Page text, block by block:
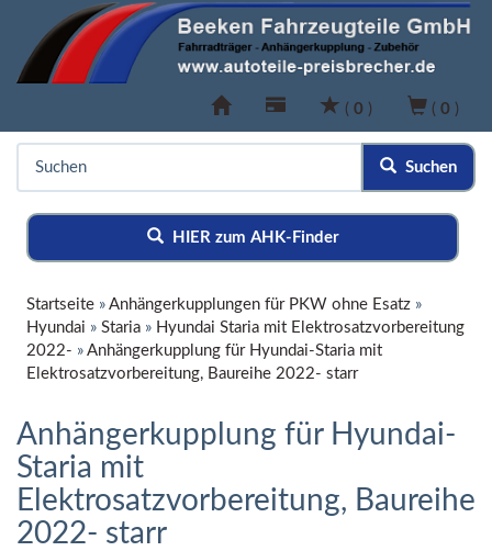
( 0 ) ( 0 )
Suchen
HIER zum AHK-Finder
Startseite » Anhängerkupplungen für PKW ohne Esatz »
Hyundai » Staria » Hyundai Staria mit Elektrosatzvorbereitung
2022- » Anhängerkupplung für Hyundai-Staria mit
Elektrosatzvorbereitung, Baureihe 2022- starr
Anhängerkupplung für Hyundai-
Staria mit
Elektrosatzvorbereitung, Baureihe
2022- starr